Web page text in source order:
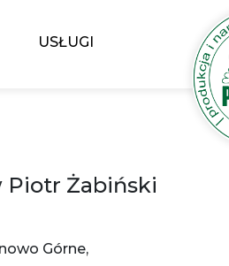
USŁUGI
Piotr Żabiński
Górne,